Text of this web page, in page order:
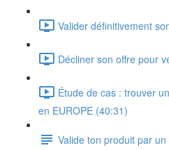
Valider définitivement
Décliner son offre pour
Étude de cas : trouver
en EUROPE (40:31)
Valide ton produit par un